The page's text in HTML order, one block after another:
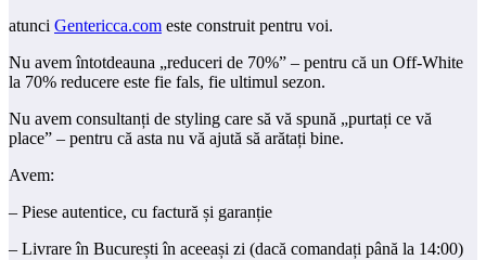
atunci Gentericca.com este construit pentru voi.
Nu avem întotdeauna „reduceri de 70%” – pentru că un Off-White
la 70% reducere este fie fals, fie ultimul sezon.
Nu avem consultanți de styling care să vă spună „purtați ce vă
place” – pentru că asta nu vă ajută să arătați bine.
Avem:
– Piese autentice, cu factură și garanție
– Livrare în București în aceeași zi (dacă comandați până la 14:00)